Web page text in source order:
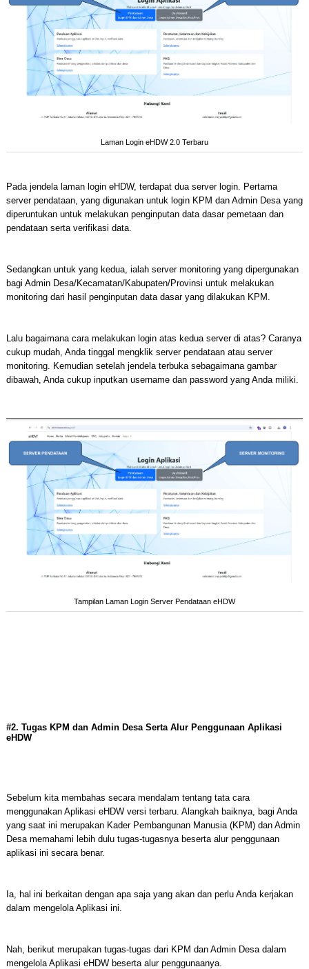
Laman Login eHDW 2.0 Terbaru
Pada jendela laman login eHDW, terdapat dua server login. Pertama
server pendataan, yang digunakan untuk login KPM dan Admin Desa yang
diperuntukan untuk melakukan penginputan data dasar pemetaan dan
pendataan serta verifikasi data.
Sedangkan untuk yang kedua, ialah server monitoring yang dipergunakan
bagi Admin Desa/Kecamatan/Kabupaten/Provinsi untuk melakukan
monitoring dari hasil penginputan data dasar yang dilakukan KPM.
Lalu bagaimana cara melakukan login atas kedua server di atas? Caranya
cukup mudah, Anda tinggal mengklik server pendataan atau server
monitoring. Kemudian setelah jendela terbuka sebagaimana gambar
dibawah, Anda cukup inputkan username dan password yang Anda miliki.
Tampilan Laman Login Server Pendataan eHDW
#2. Tugas KPM dan Admin Desa Serta Alur Penggunaan Aplikasi
eHDW
Sebelum kita membahas secara mendalam tentang tata cara
menggunakan Aplikasi eHDW versi terbaru. Alangkah baiknya, bagi Anda
yang saat ini merupakan Kader Pembangunan Manusia (KPM) dan Admin
Desa memahami lebih dulu tugas-tugasnya beserta alur penggunaan
aplikasi ini secara benar.
Ia, hal ini berkaitan dengan apa saja yang akan dan perlu Anda kerjakan
dalam mengelola Aplikasi ini.
Nah, berikut merupakan tugas-tugas dari KPM dan Admin Desa dalam
mengelola Aplikasi eHDW beserta alur penggunaanya.